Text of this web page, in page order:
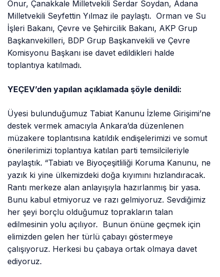
Onur, Çanakkale Milletvekili Serdar Soydan, Adana
Milletvekili Seyfettin Yılmaz ile paylaştı. Orman ve Su
İşleri Bakanı, Çevre ve Şehircilik Bakanı, AKP Grup
Başkanvekilleri, BDP Grup Başkanvekili ve Çevre
Komisyonu Başkanı ise davet edildikleri halde
toplantıya katılmadı.
YEÇEV’den yapılan açıklamada şöyle denildi:
Üyesi bulunduğumuz Tabiat Kanunu İzleme Girişimi’ne
destek vermek amacıyla Ankara’da düzenlenen
müzakere toplantısına katıldık endişelerimizi ve somut
önerilerimizi toplantıya katılan parti temsilcileriyle
paylaştık. “Tabiatı ve Biyoçeşitliliği Koruma Kanunu, ne
yazık ki yine ülkemizdeki doğa kıyımını hızlandıracak.
Rantı merkeze alan anlayışıyla hazırlanmış bir yasa.
Bunu kabul etmiyoruz ve razı gelmiyoruz. Sevdiğimiz
her şeyi borçlu olduğumuz toprakların talan
edilmesinin yolu açılıyor. Bunun önüne geçmek için
elimizden gelen her türlü çabayı göstermeye
çalışıyoruz. Herkesi bu çabaya ortak olmaya davet
ediyoruz.